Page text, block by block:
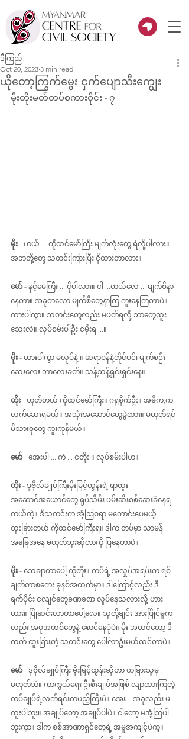
ယိုတော့ကြွက်မွေး ငှက်ပျောသီးကျွေး
ဒီကြည်
Oct 20, 2023 3 min read
မိုးတိုးမတ်တပ်စကားဝိုင်း - ၇
မိုး - ဟယ် ... ကိုထင်မော်ကြီး မျက်လုံးတွေ ရဲလို့ပါလား။
အဘတို့တွေ သတင်းကြားပြီး ငိုထားတာလား။
မော် - နင့်မေကြီး ... ငိုပါလား။ ငါ ...တယ်လေ ... မျက်စိနာ
နေတာ။ အခုတလော မျက်စိတွေနာကြ ကူးနေကြတာပဲ။
ထားပါကွာ။ သတင်းတွေလည်း မဖတ်ရလို့ ဘာတွေထူး
သေးလဲ။ လုပ်စမ်းပါဦး ငမိုးရ ...။
မိုး - ထားပါကွာ မလုပ်နဲ့ ။ ဆရာဝန်နဲ့တိုင်ပင်၊ မျက်စဉ်း
ဆေးလေး ဘာလေးခတ်။ သန့်သန့်ရှင်းရှင်းနေ။
တိုး - ဟုတ်တယ် ကိုထင်မော်ကြီး။ ဂရုစိုက်ဦး။ အဓိက,က
လက်ဆေးရမယ်။ အသုံးအဆောင်တွေခွဲထား။ မဟုတ်ရင်
မိသားစုတွေ ကူးကုန်မယ်။
မော် - အေးပါ ... ကဲ ... ငတိုး ။ လုပ်စမ်းပါဟ။
တိုး - ဒုဗိုလ်ချုပ်ကြီးမိုးမြင့်ထွန်းရဲ့ ရာထူး
အဆောင်အယောင်တွေ ရုပ်သိမ်း ဖမ်းဆီးစစ်ဆေးခံနေရ
တယ်တဲ့။ ဒီသတင်းက အံ့ဩစရာ မကောင်းပေမယ့်
ထူးခြားတယ် ကိုထင်မော်ကြီးရ။ ဒါက တပ်မှာ သာမန်
အခြေအနေ မဟုတ်ဘူးဆိုတာကို ပြနေတာပဲ။
မိုး - သေချာတာပေါ့ ကိုတိုး။ တပ်ရဲ့ အလှုပ်အရမ်းက ရစ်
ချက်တာစကေး ခုနစ်အထက်မှာ။ ဒါကြောင့်လည်း ဒီ
ရက်ပိုင်း ငလျင်တွေခဏခဏ လှုပ်နေသလားလို့ ဟား
ဟား။ ပြိုဆင်းလာတာပေါ့လေ။ သူတို့ချင်း အားပြိုင်မှုက
လည်း အဖုအထစ်တွေနဲ့ စောင်နေပုံပဲ။ မိုး အထင်တော့ ဒီ
ထက် ထူးခြားတဲ့ သတင်းတွေ ပေါ်လာဦးမယ်ထင်တာပဲ။
မော် - ဒုဗိုလ်ချုပ်ကြီး မိုးမြင့်ထွန်းဆိုတာ တခြားသူမှ
မဟုတ်ဘဲ။ ကာကွယ်ရေး ဦးစီးချုပ်အဖြစ် လျာထားကြတဲ့
တပ်ချုပ်ရဲ့လက်ရင်းတပည့်ကြီးပဲ။ အေး ...အခုလည်း မ
ထူးပါဘူး။ အချုပ်တော့ အချုပ်ပါပဲ။ ငါတော့ မအံ့ဩပါ
ဘူးကွာ။ ဒါက စစ်အာဏာရှင်တွေရဲ့ အမူအကျင့်ပဲကွ။